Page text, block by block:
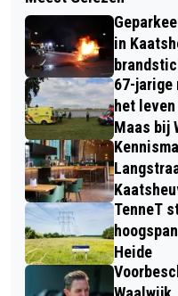
TEGEN
INGEVORDERD
BURGEMEESTER
VONDST
in
67-jarige
het
Maas bij
TenneT
Heide